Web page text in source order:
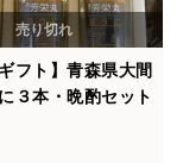
フト】青森県大間
３本・晩酌セット